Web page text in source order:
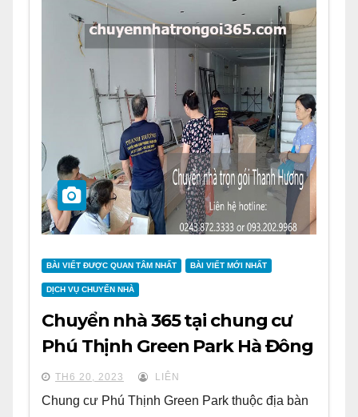
BÀI VIẾT ĐƯỢC QUAN TÂM NHẤT BÀI VIẾT MỚI NHẤT
DỊCH VỤ CHUYỂN NHÀ
Chuyển nhà 365 tại chung cư
Phú Thịnh Green Park Hà Đông
TH6 20, 2023 LIÊN
Chung cư Phú Thịnh Green Park thuộc địa bàn